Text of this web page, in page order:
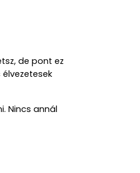
de pont ez
Nincs annál